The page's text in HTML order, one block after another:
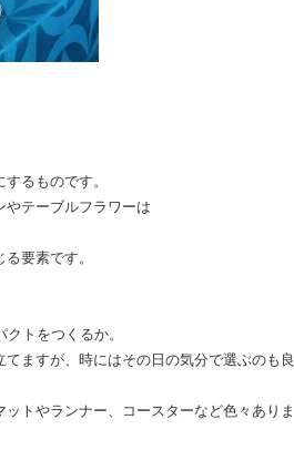
るものです。
やテーブルフラワーは
要素です。
トをつくるか。
ますが、時にはその日の気分で選ぶのも良
トやランナー、コースターなど色々ありま